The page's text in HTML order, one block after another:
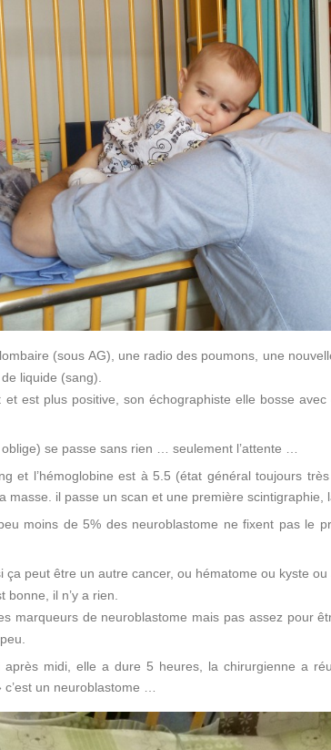
(sous AG), une radio des poumons, une
liquide (sang).
est plus positive, son échographiste elle bosse
se passe sans rien … seulement l’attente …
et l’hémoglobine est à 5.5 (état général toujours
masse. il passe un scan et une première
moins de 5% des neuroblastome ne fixent pas le
ça peut être un autre cancer, ou hématome ou kyste
bonne, il n’y a rien.
marqueurs de neuroblastome mais pas assez pour
après midi, elle a dure 5 heures, la chirurgienne a
c’est un neuroblastome …